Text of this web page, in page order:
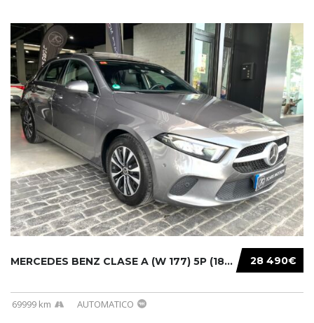
28 490€
MERCEDES BENZ CLASE A (W 177) 5P (18-) 2020....
69999 km AUTOMATICO